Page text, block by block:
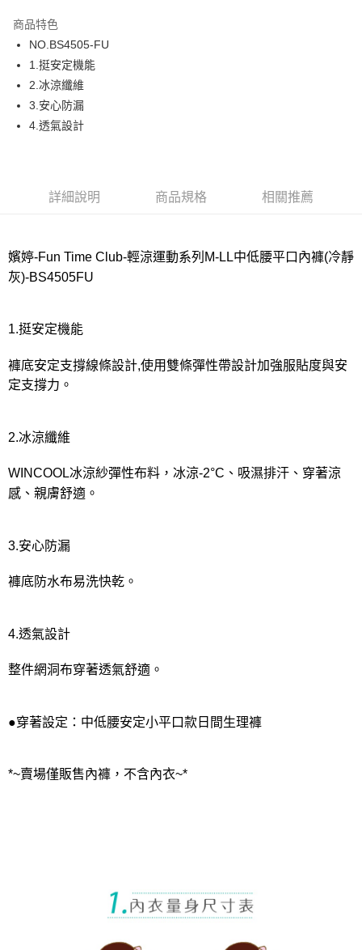
運送方式
全家取貨付款
每筆NT$80，滿NT$1,000(含以上)免運費
付款後全家取貨
每筆NT$80，滿NT$1,000(含以上)免運費
宅配
離島
付款後門市自取
商品特色
NO.BS4505-FU
1.挺安定機能
2.冰涼纖維
3.安心防漏
4.透氣設計
詳細說明 商品規格 相關推薦
嬪婷-Fun Time Club-輕涼運動系列M-LL中低腰平口內褲(冷靜
灰)-BS4505FU
1.挺安定機能
褲底安定支撐線條設計,使用雙條彈性帶設計加強服貼度與安
定支撐力。
2.冰涼纖維
WINCOOL冰涼紗彈性布料，冰涼-2°C、吸濕排汗、穿著涼
感、親膚舒適。
3.安心防漏
褲底防水布易洗快乾。
4.透氣設計
整件網洞布穿著透氣舒適。
●穿著設定：中低腰安定小平口款日間生理褲
*~賣場僅販售內褲，不含內衣~*